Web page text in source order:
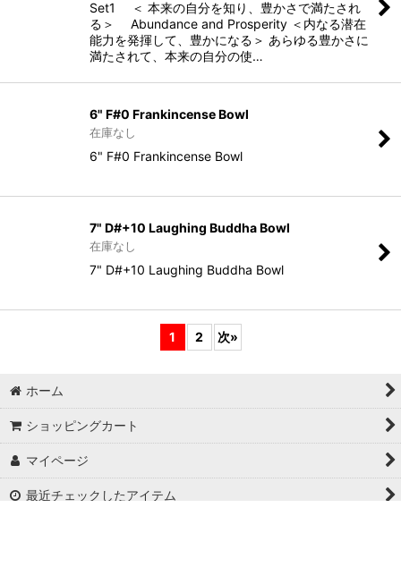
Set1 ＜ 本来の自分を知り、豊かさで満たされ
る＞ Abundance and Prosperity ＜内なる潜在
能力を発揮して、豊かになる＞ あらゆる豊かさに
満たされて、本来の自分の使…
6" F#0 Frankincense Bowl
在庫なし
6" F#0 Frankincense Bowl
7" D#+10 Laughing Buddha Bowl
在庫なし
7" D#+10 Laughing Buddha Bowl
1 2 次»
ホーム
ショッピングカート
マイページ
最近チェックしたアイテム